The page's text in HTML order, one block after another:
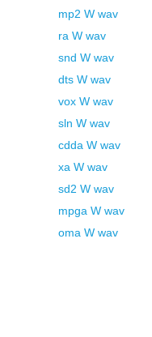
mp2 W wav
ra W wav
snd W wav
dts W wav
vox W wav
sln W wav
cdda W wav
xa W wav
sd2 W wav
mpga W wav
oma W wav